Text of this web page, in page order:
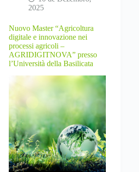
Forragens
no
2025
Nuovo Master “Agricoltura
digitale e innovazione nei
processi agricoli –
AGRIDIGITNOVA” presso
l’Università della Basilicata